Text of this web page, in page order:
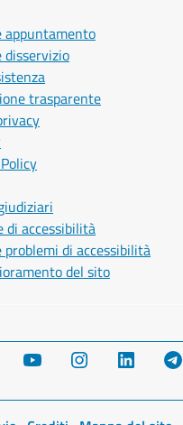
appuntamento
disservizio
trasparente
di accessibilità
problemi di accessibilità
del sito
YouTube Instagram LinkedIn